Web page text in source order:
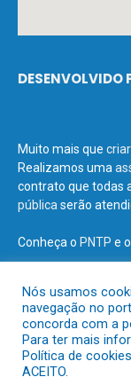
DESENVOLVIDO
Muito mais que
Realizamos uma
contrato que todas
pública serão
Conheça o PNTP e o
Todos os direitos
Nós usamos
navegação no
concorda com a
Para ter mais
Política de
ACEITO.